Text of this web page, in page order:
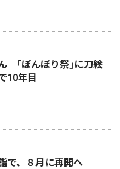
｢ぼんぼり祭｣に刀絵
10年目
で、８月に再開へ